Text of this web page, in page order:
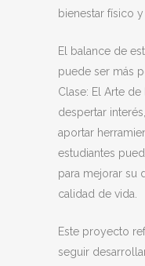
bienestar físico y
El balance de
puede ser más
Clase: El Arte
despertar
aportar
estudiantes
para mejorar su
calidad de vida.
Este proyecto
seguir